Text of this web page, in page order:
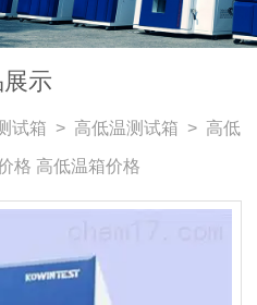
示
试箱 >高低温测试箱 > 高低
格 高低温箱价格